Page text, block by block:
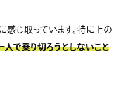
じ取っています。特に上の
人で乗り切ろうとしないこと